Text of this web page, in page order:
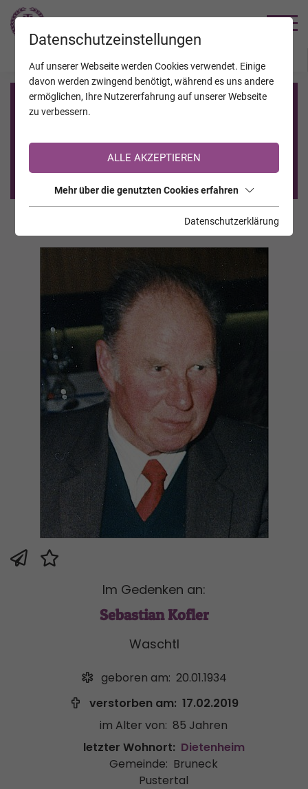
Registrierung auf TrauerHilfe.it
Sie sind noch nicht auf TrauerHilfe.it registriert?
>> zur kostenlosen Registrierung <<
Im Gedenken an:
Sebastian Kofler
Waschtl
geboren am: 20.01.1934
verstorben am: 17.02.2019
im Alter von: 85 Jahren
letzter Wohnort: Dietenheim
Gemeinde: Bruneck
Pustertal
Datenschutzeinstellungen
Auf unserer Webseite werden Cookies verwendet. Einige
davon werden zwingend benötigt, während es uns andere
ermöglichen, Ihre Nutzererfahrung auf unserer Webseite
zu verbessern.
ALLE AKZEPTIEREN
Mehr über die genutzten Cookies erfahren
Datenschutzerklärung
JAHRESTAGE KALENDER VERSTORBENE